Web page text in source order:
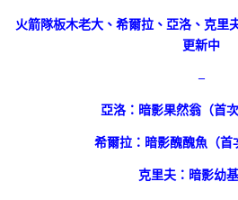
火箭隊板木老大、希爾拉、亞洛、克里
更新中
–
亞洛：暗影果然翁（首次
希爾拉：暗影醜醜魚（首
克里夫：暗影幼